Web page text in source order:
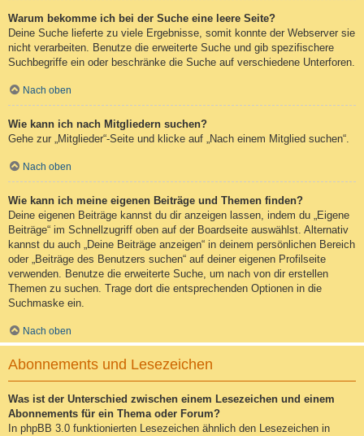
Warum bekomme ich bei der Suche eine leere Seite?
Deine Suche lieferte zu viele Ergebnisse, somit konnte der Webserver sie
nicht verarbeiten. Benutze die erweiterte Suche und gib spezifischere
Suchbegriffe ein oder beschränke die Suche auf verschiedene Unterforen.
Nach oben
Wie kann ich nach Mitgliedern suchen?
Gehe zur „Mitglieder“-Seite und klicke auf „Nach einem Mitglied suchen“.
Nach oben
Wie kann ich meine eigenen Beiträge und Themen finden?
Deine eigenen Beiträge kannst du dir anzeigen lassen, indem du „Eigene
Beiträge“ im Schnellzugriff oben auf der Boardseite auswählst. Alternativ
kannst du auch „Deine Beiträge anzeigen“ in deinem persönlichen Bereich
oder „Beiträge des Benutzers suchen“ auf deiner eigenen Profilseite
verwenden. Benutze die erweiterte Suche, um nach von dir erstellen
Themen zu suchen. Trage dort die entsprechenden Optionen in die
Suchmaske ein.
Nach oben
Abonnements und Lesezeichen
Was ist der Unterschied zwischen einem Lesezeichen und einem
Abonnements für ein Thema oder Forum?
In phpBB 3.0 funktionierten Lesezeichen ähnlich den Lesezeichen in